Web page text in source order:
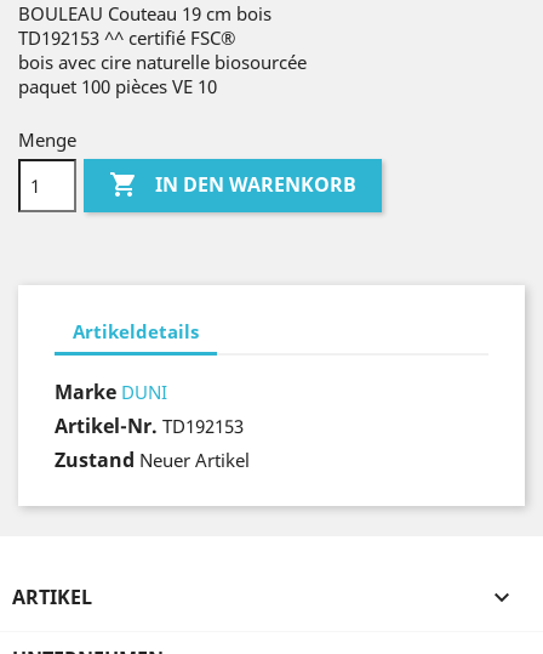
BOULEAU Couteau 19 cm bois
TD192153 ^^ certifié FSC®
bois avec cire naturelle biosourcée
paquet 100 pièces VE 10
Menge
 IN DEN WARENKORB
Artikeldetails
Marke DUNI
Artikel-Nr. TD192153
Zustand Neuer Artikel
ARTIKEL 